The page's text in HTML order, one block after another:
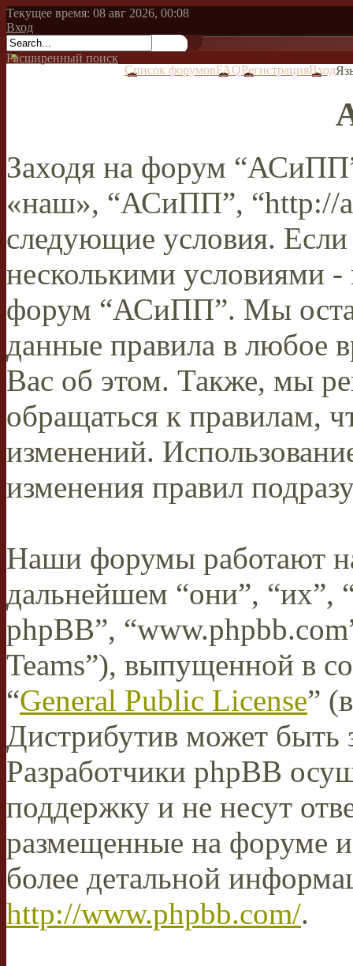
Текущее время: 08 авг 2026, 00:08
Вход
Расширенный поиск
Список форумовFAQРегистрацияВход
Заходя на форум
«наш», “АСиПП”, “http://
следующие условия.
несколькими условиями -
форум “АСиПП”. Мы
данные правила в любое
Вас об этом. Также, мы
обращаться к правилам,
изменений.
изменения правил
Наши форумы работают
дальнейшем “они”, “их”,
phpBB”,
Teams”), выпущенной в
“General Public License”
Дистрибутив может быть
Разработчики phpBB
поддержку и не несут
размещенные на форуме
более детальной
http://www.phpbb.com/.